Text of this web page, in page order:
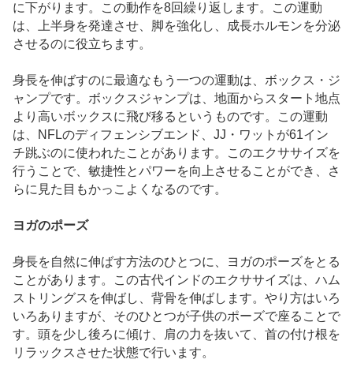
に下がります。この動作を8回繰り返します。この運動
は、上半身を発達させ、脚を強化し、成長ホルモンを分泌
させるのに役立ちます。
身長を伸ばすのに最適なもう一つの運動は、ボックス・ジ
ャンプです。ボックスジャンプは、地面からスタート地点
より高いボックスに飛び移るというものです。この運動
は、NFLのディフェンシブエンド、JJ・ワットが61イン
チ跳ぶのに使われたことがあります。このエクササイズを
行うことで、敏捷性とパワーを向上させることができ、さ
らに見た目もかっこよくなるのです。
ヨガのポーズ
身長を自然に伸ばす方法のひとつに、ヨガのポーズをとる
ことがあります。この古代インドのエクササイズは、ハム
ストリングスを伸ばし、背骨を伸ばします。やり方はいろ
いろありますが、そのひとつが子供のポーズで座ることで
す。頭を少し後ろに傾け、肩の力を抜いて、首の付け根を
リラックスさせた状態で行います。